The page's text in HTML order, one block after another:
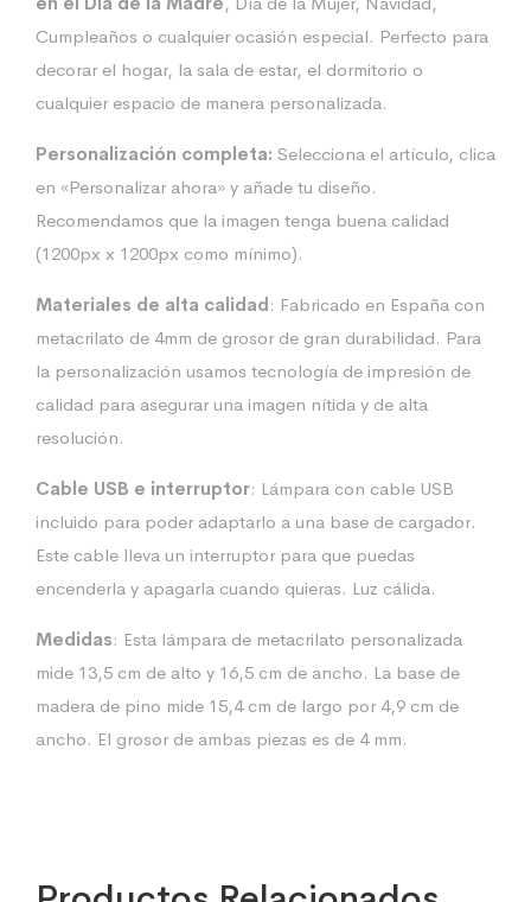
Cumpleaños o cualquier ocasión especial. Perfecto para
decorar el hogar, la sala de estar, el dormitorio o
cualquier espacio de manera personalizada.
Personalización completa: Selecciona el artículo, clica
en «Personalizar ahora» y añade tu diseño.
Recomendamos que la imagen tenga buena calidad
(1200px x 1200px como mínimo).
Materiales de alta calidad: Fabricado en España con
metacrilato de 4mm de grosor de gran durabilidad. Para
la personalización usamos tecnología de impresión de
calidad para asegurar una imagen nítida y de alta
resolución.
Cable USB e interruptor: Lámpara con cable USB
incluido para poder adaptarlo a una base de cargador.
Este cable lleva un interruptor para que puedas
encenderla y apagarla cuando quieras. Luz cálida.
Medidas: Esta lámpara de metacrilato personalizada
mide 13,5 cm de alto y 16,5 cm de ancho. La base de
madera de pino mide 15,4 cm de largo por 4,9 cm de
ancho. El grosor de ambas piezas es de 4 mm.